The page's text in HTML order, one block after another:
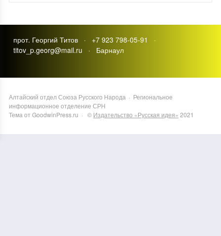
прот. Георгий Титов · +7 923 798-05-91 ·
titov_p.georg@mail.ru · Барнаул
Алтайский отдел Союза Русского Народа · Региональное
информационное отделение СРН
Тема от GoodwinPress.ru · © Издательство «Русская идея» 2021